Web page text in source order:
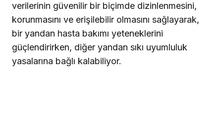
verilerinin güvenilir bir biçimde dizinlenmesini,
korunmasını ve erişilebilir olmasını sağlayarak,
bir yandan hasta bakımı yeteneklerini
güçlendirirken, diğer yandan sıkı uyumluluk
yasalarına bağlı kalabiliyor.